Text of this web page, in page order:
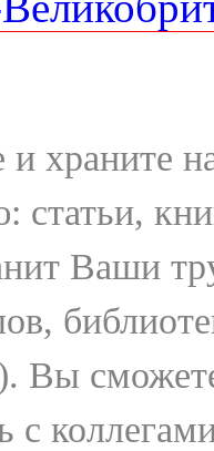
и храните
статьи,
Ваши
Вы
с